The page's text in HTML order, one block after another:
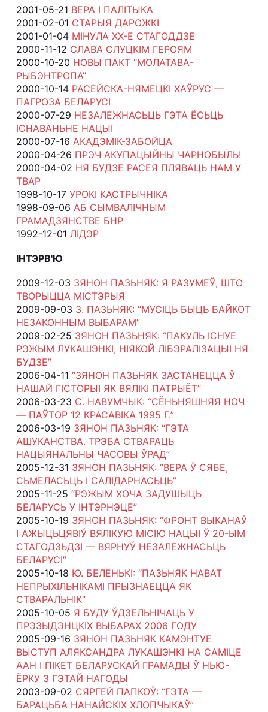
2001-05-21 ВЕРА І ПАЛІТЫКА
2001-02-01 СТАРЫЯ ДАРОЖКІ
2001-01-04 МІНУЛА ХХ-Е СТАГОДДЗЕ
2000-11-12 СЛАВА СЛУЦКІМ ГЕРОЯМ
2000-10-20 НОВЫ ПАКТ “МОЛАТАВА-
РЫБЭНТРОПА”
2000-10-14 РАСЕЙСКА-НЯМЕЦКІ ХАЎРУС —
ПАГРОЗА БЕЛАРУСІ
2000-07-29 НЕЗАЛЕЖНАСЬЦЬ ГЭТА ЁСЬЦЬ
ІСНАВАНЬНЕ НАЦЫІ
2000-07-16 АКАДЭМІК-ЗАБОЙЦА
2000-04-26 ПРЭЧ АКУПАЦЫЙНЫ ЧАРНОБЫЛЬ!
2000-04-02 НЯ БУДЗЕ РАСЕЯ ПЛЯВАЦЬ НАМ У
ТВАР
1998-10-17 УРОКІ КАСТРЫЧНІКА
1998-09-06 АБ СЫМВАЛІЧНЫМ
ГРАМАДЗЯНСТВЕ БНР
1992-12-01 ЛІДЭР
ІНТЭРВ'Ю
2009-12-03 ЗЯНОН ПАЗЬНЯК: Я РАЗУМЕЎ, ШТО
ТВОРЫЦЦА МІСТЭРЫЯ
2009-09-03 З. ПАЗЬНЯК: “МУСІЦЬ БЫЦЬ БАЙКОТ
НЕЗАКОННЫМ ВЫБАРАМ”
2009-02-25 ЗЯНОН ПАЗЬНЯК: “ПАКУЛЬ ІСНУЕ
РЭЖЫМ ЛУКАШЭНКІ, НІЯКОЙ ЛІБЭРАЛІЗАЦЫІ НЯ
БУДЗЕ”
2006-04-11 “ЗЯНОН ПАЗЬНЯК ЗАСТАНЕЦЦА Ў
НАШАЙ ГІСТОРЫІ ЯК ВЯЛІКІ ПАТРЫЁТ”
2006-03-23 С. НАВУМЧЫК: “СЁНЬНЯШНЯЯ НОЧ
— ПАЎТОР 12 КРАСАВІКА 1995 Г.”
2006-03-19 ЗЯНОН ПАЗЬНЯК: “ГЭТА
АШУКАНСТВА. ТРЭБА СТВАРАЦЬ
НАЦЫЯНАЛЬНЫ ЧАСОВЫ ЎРАД”
2005-12-31 ЗЯНОН ПАЗЬНЯК: “ВЕРА Ў СЯБЕ,
СЬМЕЛАСЬЦЬ І САЛІДАРНАСЬЦЬ”
2005-11-25 “РЭЖЫМ ХОЧА ЗАДУШЫЦЬ
БЕЛАРУСЬ У ІНТЭРНЭЦЕ”
2005-10-19 ЗЯНОН ПАЗЬНЯК: “ФРОНТ ВЫКАНАЎ
І АЖЫЦЬЦЯВІЎ ВЯЛІКУЮ МІСІЮ НАЦЫІ Ў 20-ЫМ
СТАГОДЗЬДЗІ — ВЯРНУЎ НЕЗАЛЕЖНАСЬЦЬ
БЕЛАРУСІ”
2005-10-18 Ю. БЕЛЕНЬКІ: “ПАЗЬНЯК НАВАТ
НЕПРЫХІЛЬНІКАМІ ПРЫЗНАЕЦЦА ЯК
СТВАРАЛЬНІК”
2005-10-05 Я БУДУ ЎДЗЕЛЬНІЧАЦЬ У
ПРЭЗЫДЭНЦКІХ ВЫБАРАХ 2006 ГОДУ
2005-09-16 ЗЯНОН ПАЗЬНЯК КАМЭНТУЕ
ВЫСТУП АЛЯКСАНДРА ЛУКАШЭНКІ НА САМІЦЕ
ААН І ПІКЕТ БЕЛАРУСКАЙ ГРАМАДЫ Ў НЬЮ-
ЁРКУ З ГЭТАЙ НАГОДЫ
2003-09-02 СЯРГЕЙ ПАПКОЎ: “ГЭТА —
БАРАЦЬБА НАНАЙСКІХ ХЛОПЧЫКАЎ”